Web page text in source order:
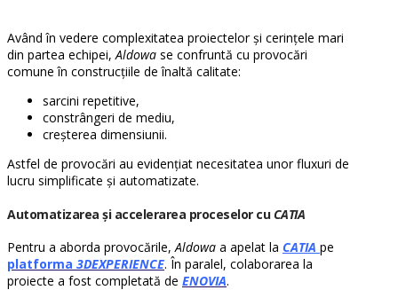
Având în vedere complexitatea proiectelor și cerințele mari
din partea echipei,Aldowa se confruntă cu provocări
comune în construcțiile de înaltă calitate:
sarcini repetitive,
constrângeri de mediu,
creșterea dimensiunii.
Astfel de provocări au evidențiat necesitatea unor fluxuri de
lucru simplificate și automatizate.
Automatizarea și accelerarea proceselor cuCATIA
Pentru a aborda provocările,Aldowa a apelat la CATIA pe
platforma 3DEXPERIENCE. În paralel, colaborarea la
proiecte a fost completată de ENOVIA.